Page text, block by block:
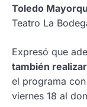
Toledo
Teatro La
Expresó que
también
el programa
viernes 18 al